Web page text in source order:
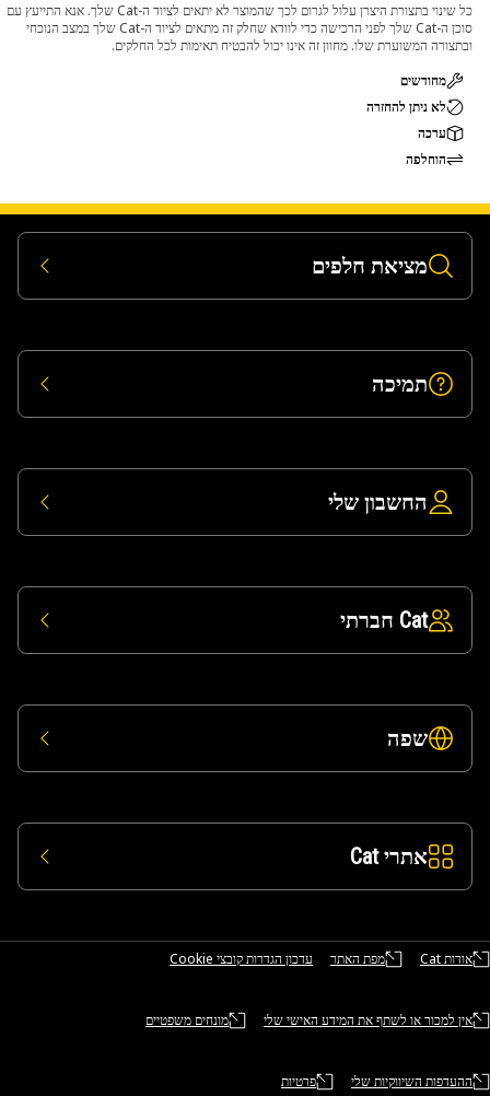
כל שינוי בתצורת היצרן עלול לגרום לכך שהמוצר לא יתאים לציוד ה-Cat שלך. אנא התייעץ עם
סוכן ה-Cat שלך לפני הרכישה כדי לוודא שחלק זה מתאים לציוד ה-Cat שלך במצב הנוכחי
ובתצורה המשוערת שלו. מחוון זה אינו יכול להבטיח תאימות לכל החלקים.
מחודשים
לא ניתן להחזרה
ערכה
הוחלפה
מציאת חלפים
תמיכה
החשבון שלי
Cat חברתי
שפה
אתרי Cat
אודות Cat מפת האתר עדכון הגדרות קובצי Cookie
אין למכור או לשתף את המידע האישי שלי מונחים משפטיים
ההעדפות השיווקיות שלי פרטיות